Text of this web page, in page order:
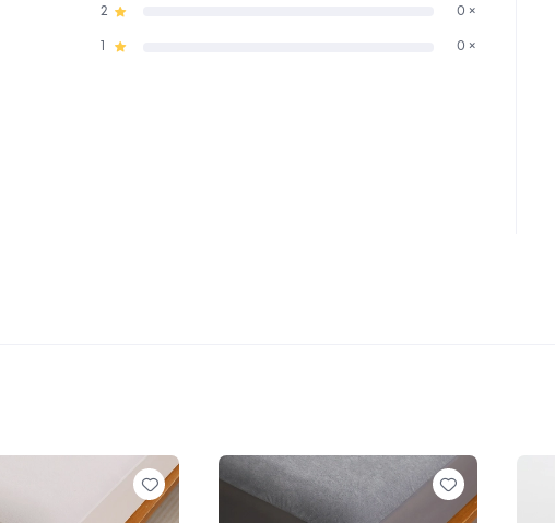
2 0 ×
0 ×